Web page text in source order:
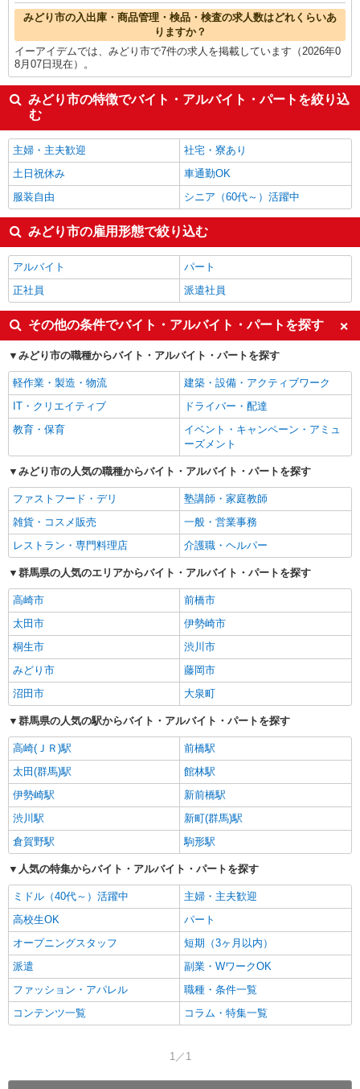
みどり市の入出庫・商品管理・検品・検査の求人数はどれくらいあ
りますか？
イーアイデムでは、みどり市で7件の求人を掲載しています（2026年0
8月07日現在）。
みどり市の特徴でバイト・アルバイト・パートを絞り込
む
主婦・主夫歓迎
社宅・寮あり
土日祝休み
車通勤OK
服装自由
シニア（60代～）活躍中
みどり市の雇用形態で絞り込む
アルバイト
パート
正社員
派遣社員
その他の条件でバイト・アルバイト・パートを探す
みどり市の職種からバイト・アルバイト・パートを探す
軽作業・製造・物流
建築・設備・アクティブワーク
IT・クリエイティブ
ドライバー・配達
教育・保育
イベント・キャンペーン・アミュ
ーズメント
みどり市の人気の職種からバイト・アルバイト・パートを探す
ファストフード・デリ
塾講師・家庭教師
雑貨・コスメ販売
一般・営業事務
レストラン・専門料理店
介護職・ヘルパー
群馬県の人気のエリアからバイト・アルバイト・パートを探す
高崎市
前橋市
太田市
伊勢崎市
桐生市
渋川市
みどり市
藤岡市
沼田市
大泉町
群馬県の人気の駅からバイト・アルバイト・パートを探す
高崎(ＪＲ)駅
前橋駅
太田(群馬)駅
館林駅
伊勢崎駅
新前橋駅
渋川駅
新町(群馬)駅
倉賀野駅
駒形駅
人気の特集からバイト・アルバイト・パートを探す
ミドル（40代～）活躍中
主婦・主夫歓迎
高校生OK
パート
オープニングスタッフ
短期（3ヶ月以内）
派遣
副業・WワークOK
ファッション・アパレル
職種・条件一覧
コンテンツ一覧
コラム・特集一覧
1／1